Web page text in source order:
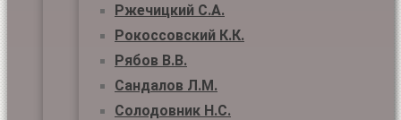
Ржечицкий С.А.
Рокоссовский К.К.
Рябов В.В.
Сандалов Л.М.
Солодовник Н.С.